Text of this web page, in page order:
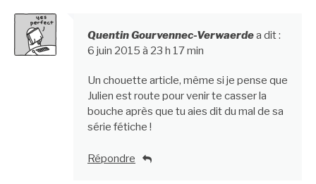
Quentin Gourvennec-Verwaerdea dit :
6 juin 2015 à 23 h 17 min
Un chouette article, même si je pense que
Julien est route pour venir te casser la
bouche après que tu aies dit du mal de sa
série fétiche !
Répondre